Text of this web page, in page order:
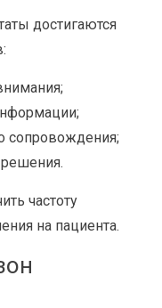
достигаются
сопровождения;
частоту
на пациента.